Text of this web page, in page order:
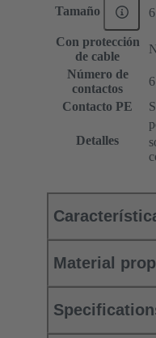
Tamaño
Con protección
de cable
Número de
contactos
6
Contacto PE
Detalles
Material